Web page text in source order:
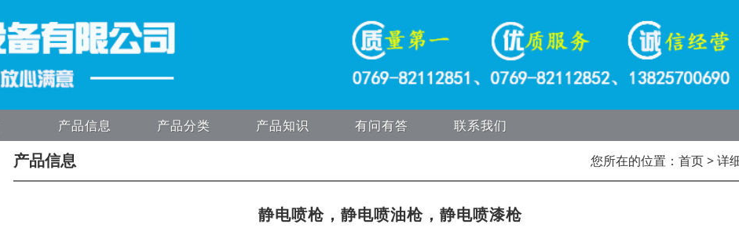
产品信息 产品分类 产品知识 有问有答 联系我们
产品信息 您所在的位置： 首页> 详
静电喷枪，静电喷油枪，静电喷漆枪